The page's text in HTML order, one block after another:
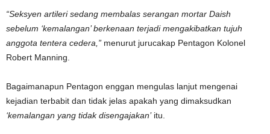
“Seksyen artileri sedang membalas serangan mortar Daish
sebelum ‘kemalangan’ berkenaan terjadi mengakibatkan tujuh
anggota tentera cedera,” menurut jurucakap Pentagon Kolonel
Robert Manning.
Bagaimanapun Pentagon enggan mengulas lanjut mengenai
kejadian terbabit dan tidak jelas apakah yang dimaksudkan
‘kemalangan yang tidak disengajakan’itu.